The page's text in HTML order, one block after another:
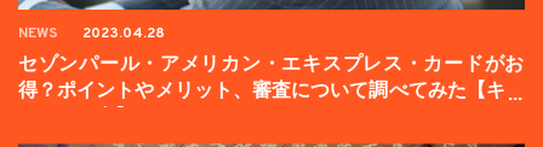
NEWS 2023.04.28
セゾンパール・アメリカン・エキスプレス・カードがお
得？ポイントやメリット、審査について調べてみた【キャ